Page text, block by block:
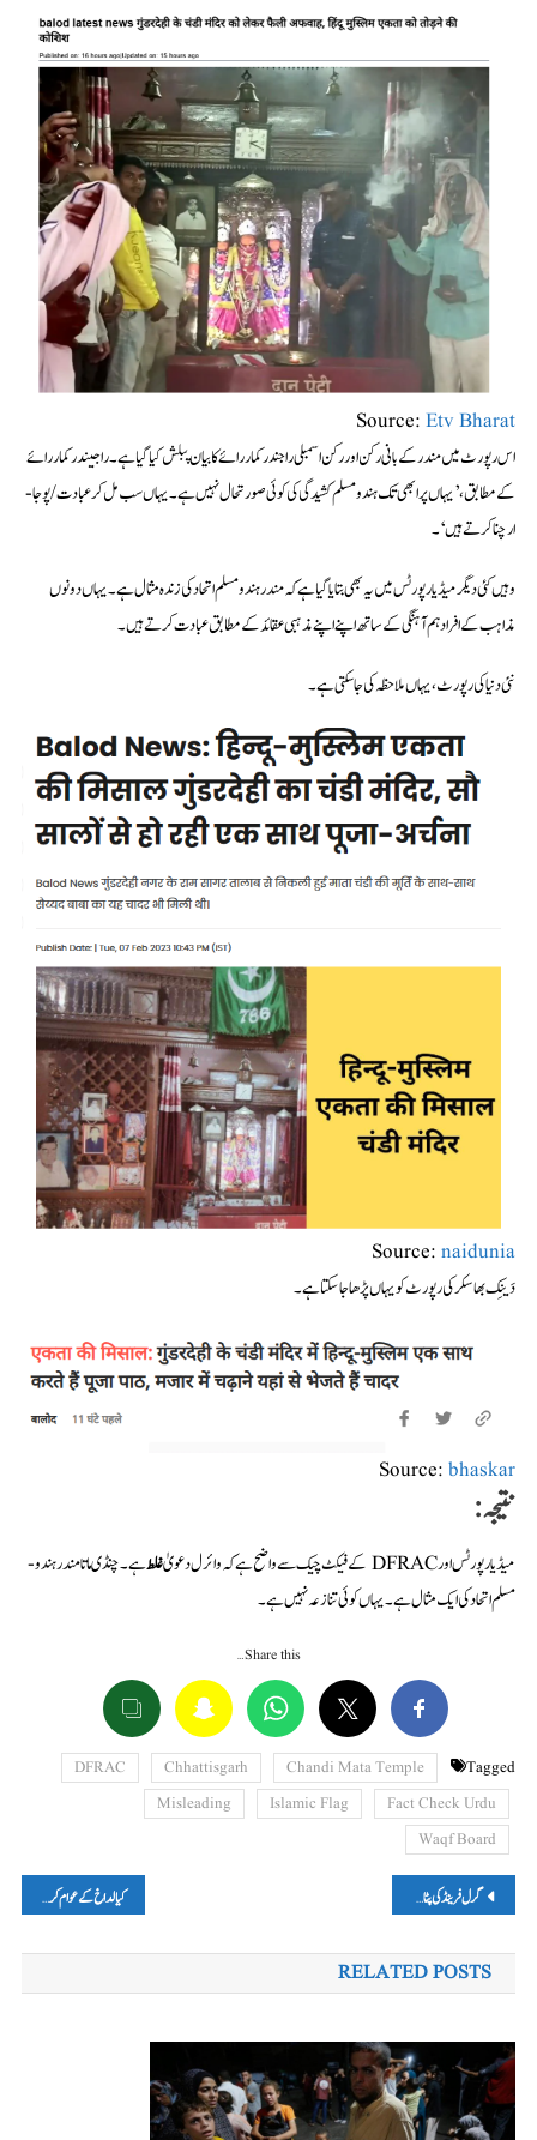
Source: Etv Bharat
اس رپورٹ میں مندر کے بانی رکن اور رکن اسمبلی راجندر کمار رائے کا بیان پبلش کیا گیا ہے۔ راجیندر کمار رائے
کے مطابق،’یہاں پر ابھی تک ہندو مسلم کشیدگی کی کوئی صورتحال نہیں ہے۔ یہاں سب مل کر عبادت/پوجا-
ارچنا کرتے ہیں‘۔
وہیں کئی دیگر میڈیا رپورٹس میں یہ بھی بتایا گیا ہے کہ مندر ہندو مسلم اتحاد کی زندہ مثال ہے۔ یہاں دونوں
مذاہب کے افراد ہم آہنگی کے ساتھ اپنے اپنے مذہبی عقائد کے مطابق عبادت کرتے ہیں۔
نئی دنیا کی رپورٹ، یہاں ملاحظہ کی جا سکتی ہے۔
Source: naidunia
دَینِک بھاسکر کی رپورٹ کو یہاں پڑھا جا سکتا ہے۔
Source: bhaskar
نتیجہ:
میڈیا رپورٹس اور DFRAC کے فیکٹ چیک سے واضح ہے کہ وائرل دعویٰ غلطہے۔ چنڈی ماتا مندر ہندو-
مسلم اتحاد کی ایک مثال ہے۔ یہاں کوئی تنازعہ نہیں ہے۔
Share this…
Tagged
Chandi Mata Temple
Chhattisgarh
DFRAC
Fact Check Urdu
Islamic Flag
Misleading
Waqf Board
پوسٹوں
کی
نیویگیشن
گرل فرینڈ کی پٹائی کا ویڈیو، عرب دنیا میں پھیلائی گئی ہندوؤں کے خلاف نفرت، پڑھیں، فیکٹ چیک کیا لداخ کے عوام کر رہے ہیں آزادی کا مطالبہ؟ پڑھیں فیکٹ چیک
RELATED POSTS